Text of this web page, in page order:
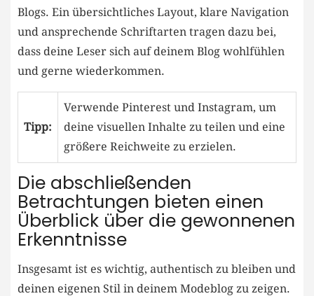
Blogs. Ein übersichtliches Layout, klare Navigation​
und ‌ansprechende Schriftarten tragen dazu bei,
dass deine ⁤Leser sich auf deinem Blog wohlfühlen
und gerne wiederkommen.
Tipp:
Verwende Pinterest und Instagram, um
deine visuellen Inhalte​ zu teilen und eine
⁤größere Reichweite zu erzielen.
Die abschließenden
Betrachtungen bieten einen
Überblick über die gewonnenen⁣
Erkenntnisse
Insgesamt ist es wichtig, ⁣authentisch zu⁢ bleiben und
deinen eigenen Stil in deinem Modeblog zu zeigen.